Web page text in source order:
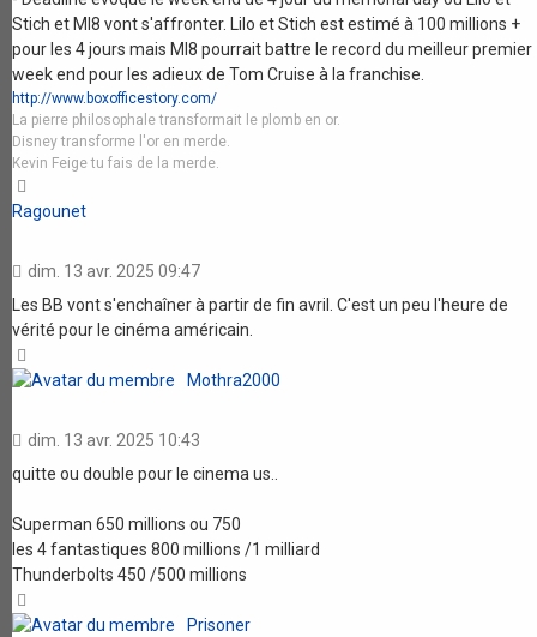
Stich et MI8 vont s'affronter. Lilo et Stich est estimé à 100 millions +
pour les 4 jours mais MI8 pourrait battre le record du meilleur premier
week end pour les adieux de Tom Cruise à la franchise.
http://www.boxofficestory.com/
La pierre philosophale transformait le plomb en or.
Disney transforme l'or en merde.
Kevin Feige tu fais de la merde.
Ragounet
dim. 13 avr. 2025 09:47
Les BB vont s'enchaîner à partir de fin avril. C'est un peu l'heure de
vérité pour le cinéma américain.
Mothra2000
dim. 13 avr. 2025 10:43
quitte ou double pour le cinema us..
Superman 650 millions ou 750
les 4 fantastiques 800 millions /1 milliard
Thunderbolts 450 /500 millions
Prisoner